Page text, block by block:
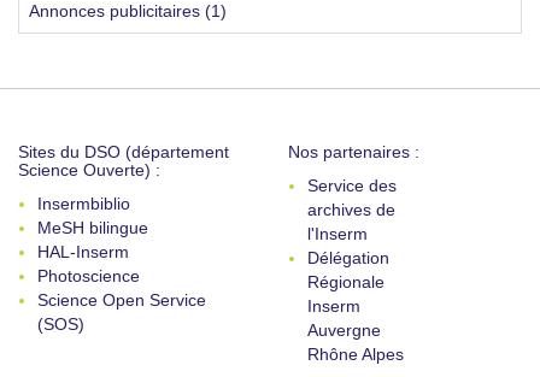
Annonces publicitaires (1)
Sites du DSO (département
Science Ouverte) :
Insermbiblio
MeSH bilingue
HAL-Inserm
Photoscience
Science Open Service
(SOS)
Nos partenaires :
Service des
archives de
l'Inserm
Délégation
Régionale
Inserm
Auvergne
Rhône Alpes